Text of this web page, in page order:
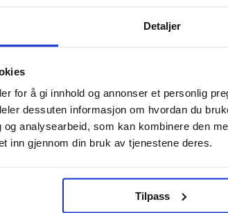
Detaljer
for å gi innhold og annonser et personlig
dessuten informasjon om hvordan du
analysearbeid, som kan kombinere den
inn gjennom din bruk av tjenestene deres.
Tilpass
Eventyr
Cubicle 7
14.12.2021